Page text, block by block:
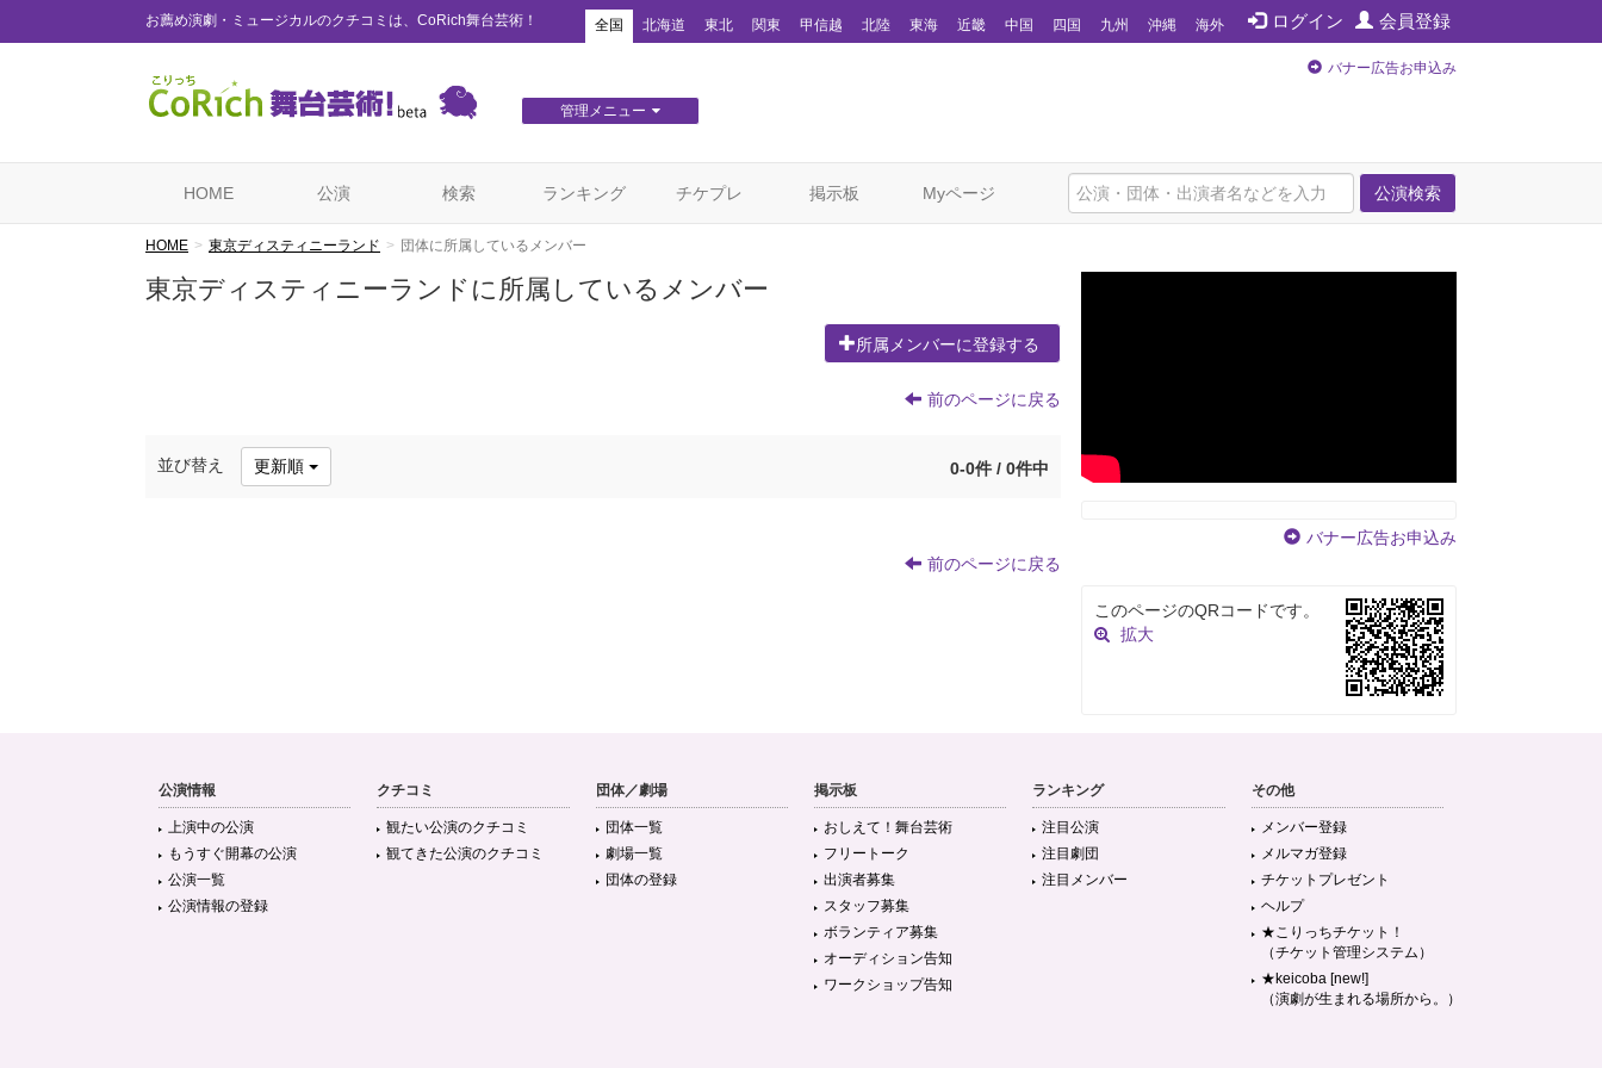
お薦め演劇・ミュージカルのクチコミは、CoRich舞台芸術！ ログイン 会員登録
全国 北海道 東北 関東 甲信越 北陸 東海 近畿 中国 四国 九州 沖縄 海外
管理メニュー
バナー広告お申込み
公演検索
HOME 公演 検索 ランキング チケプレ 掲示板 Myページ
HOME 東京ディスティニーランド 団体に所属しているメンバー
東京ディスティニーランドに所属しているメンバー
所属メンバーに登録する
前のページに戻る
並び替え 更新順 0-0件 / 0件中
前のページに戻る
バナー広告お申込み
このページのQRコードです。
拡大
公演情報
上演中の公演
もうすぐ開幕の公演
公演一覧
公演情報の登録
クチコミ
観たい公演のクチコミ
観てきた公演のクチコミ
団体／劇場
団体一覧
劇場一覧
団体の登録
掲示板
おしえて！舞台芸術
フリートーク
出演者募集
スタッフ募集
ボランティア募集
オーディション告知
ワークショップ告知
ランキング
注目公演
注目劇団
注目メンバー
その他
メンバー登録
メルマガ登録
チケットプレゼント
ヘルプ
★こりっちチケット！
（チケット管理システム）
★keicoba [new!]
（演劇が生まれる場所から。）